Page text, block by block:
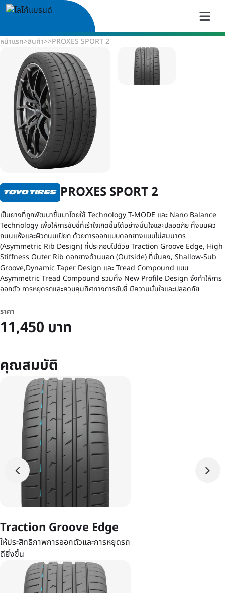
หน้าแรก>สินค้า>>PROXES SPORT 2
PROXES SPORT 2
เป็นยางที่ถูกพัฒนาขึ้นมาโดยใช้ Technology T-MODE และ Nano Balance
Technology เพื่อให้การขับขี่ที่เร้าใจเกิดขึ้นได้อย่างมั่นใจและปลอดภัย ทั้งบนผิว
ถนนแห้งและผิวถนนเปียก ด้วยการออกแบบดอกยางแบบไม่สมมาตร
(Asymmetric Rib Design) ที่ประกอบไปด้วย Traction Groove Edge, High
Stiffness Outer Rib ดอกยางด้านนอก (Outside) ที่มั่นคง, Shallow-Sub
Groove,Dynamic Taper Design และ Tread Compound แบบ
Asymmetric Tread Compound รวมทั้ง New Profile Design จึงทำให้การ
ออกตัว การหยุดรถและควบคุมทิศทางการขับขี่ มีความมั่นใจและปลอดภัย
ราคา
11,450 บาท
คุณสมบัติ
Traction Groove Edge
ให้ประสิทธิภาพการออกตัวและการหยุดรถ
ดียิ่งขึ้น